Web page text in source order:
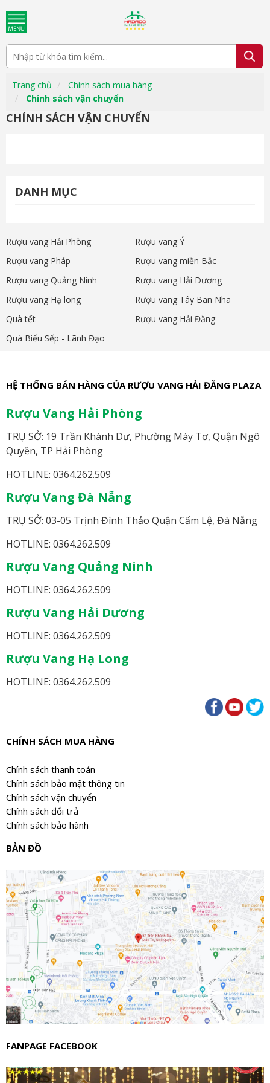
Trang chủ
Chính sách mua hàng
Chính sách vận chuyển
CHÍNH SÁCH VẬN CHUYỂN
DANH MỤC
Rượu vang Hải Phòng
Rượu vang Ý
Rượu vang Pháp
Rượu vang miền Bắc
Rượu vang Quảng Ninh
Rượu vang Hải Dương
Rượu vang Hạ long
Rượu vang Tây Ban Nha
Quà tết
Rượu vang Hải Đăng
Quà Biếu Sếp - Lãnh Đạo
HỆ THỐNG BÁN HÀNG CỦA RƯỢU VANG HẢI ĐĂNG PLAZA
Rượu Vang Hải Phòng
TRỤ SỞ: 19 Trần Khánh Dư, Phường Máy Tơ, Quận Ngô
Quyền, TP Hải Phòng
HOTLINE: 0364.262.509
Rượu Vang Đà Nẵng
TRỤ SỞ: 03-05 Trịnh Đình Thảo Quận Cẩm Lệ, Đà Nẵng
HOTLINE: 0364.262.509
Rượu Vang Quảng Ninh
HOTLINE: 0364.262.509
Rượu Vang Hải Dương
HOTLINE: 0364.262.509
Rượu Vang Hạ Long
HOTLINE: 0364.262.509
CHÍNH SÁCH MUA HÀNG
Chính sách thanh toán
Chính sách bảo mật thông tin
Chính sách vận chuyển
Chính sách đổi trả
Chính sách bảo hành
BẢN ĐỒ
FANPAGE FACEBOOK